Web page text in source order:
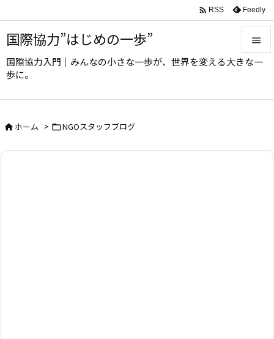
国際協力”はじめの一歩”
国際協力入門｜みんなの小さな一歩が、世界を変える大きな一
歩に。



 RSS Feedly
ホーム > NGOスタッフブログ